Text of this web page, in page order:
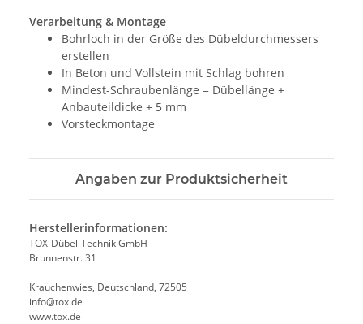
Verarbeitung & Montage
Bohrloch in der Größe des Dübeldurchmessers
erstellen
In Beton und Vollstein mit Schlag bohren
Mindest-Schraubenlänge = Dübellänge +
Anbauteildicke + 5 mm
Vorsteckmontage
Angaben zur Produktsicherheit
Herstellerinformationen:
TOX-Dübel-Technik GmbH
Brunnenstr. 31
Krauchenwies, Deutschland, 72505
info@tox.de
www.tox.de